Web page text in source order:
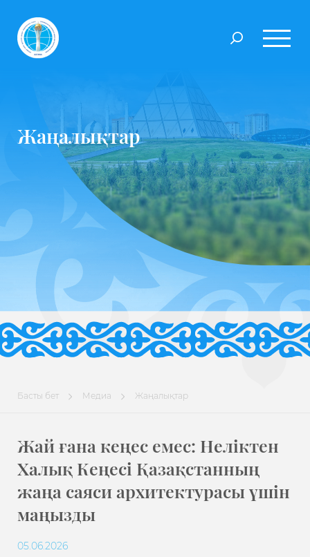
Жаңалықтар
Басты бет Медиа Жаңалықтар
Жай ғана кеңес емес: Неліктен
Халық Кеңесі Қазақстанның
жаңа саяси архитектурасы үшін
маңызды
05.06.2026